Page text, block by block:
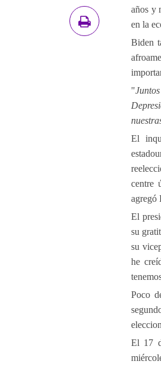
años y
en la
Biden
"
El
centre
agregó
El
su
su
he
Poco
El 17